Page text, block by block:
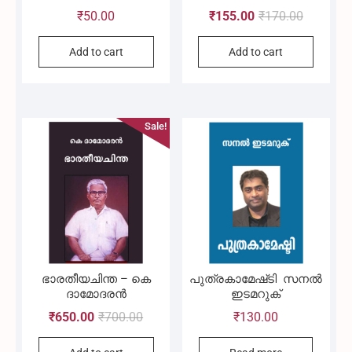
₹50.00
Add to cart
₹170.00Original
price
₹170.00.
₹155.00
Current
price
₹155.00.
Add to cart
Sale!
ഭാരതീയചിന്ത – കെ
ദാമോദരൻ
₹700.00Original
price
₹650.00
Current
price
പുത്രകാമേഷ്‌ടി സനൽ
ഇടമറുക്
₹130.00